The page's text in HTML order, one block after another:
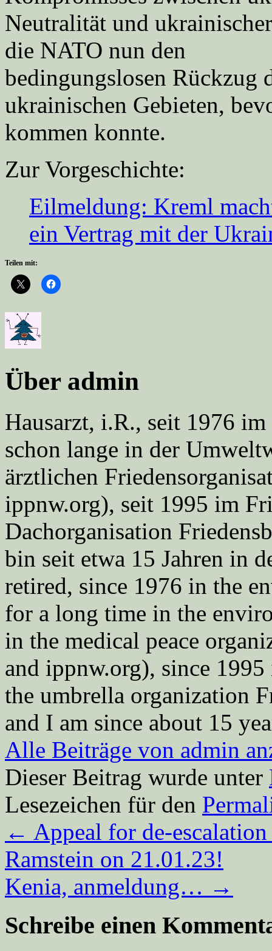
Neutralität und
die NATO nun den
bedingungslosen Rückzug
ukrainischen Gebieten,
kommen konnte.
Zur Vorgeschichte:
Eilmeldung: Kreml
ein Vertrag mit der
Teilen mit:
Über admin
Hausarzt, i.R., seit 1976
schon lange in der
ärztlichen
ippnw.org), seit 1995 im
Dachorganisation
bin seit etwa 15 Jahren in
retired, since 1976 in the
for a long time in the
in the medical peace
and ippnw.org), since
the umbrella organization
and I am since about 15
Alle Beiträge von admin
Dieser Beitrag wurde unter
Lesezeichen für den
← Appeal for de-
Ramstein on 21.01.23!
Kenia, anmeldung… →
Schreibe einen